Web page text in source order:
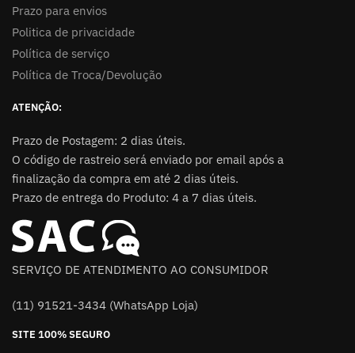
Prazo para envios
Politica de privacidade
Política de serviço
Política de Troca/Devolução
ATENÇÃO:
Prazo de Postagem: 2 dias úteis.
O código de rastreio será enviado por email após a
finalização da compra em até 2 dias úteis.
Prazo de entrega do Produto: 4 a 7 dias úteis.
SERVIÇO DE ATENDIMENTO AO CONSUMIDOR
(11) 91521-3434 (WhatsApp Loja)
SITE 100% SEGURO